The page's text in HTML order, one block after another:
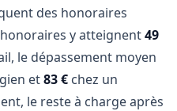
des honoraires
y atteignent49
le dépassement moyen
et83 € chez un
le reste à charge après